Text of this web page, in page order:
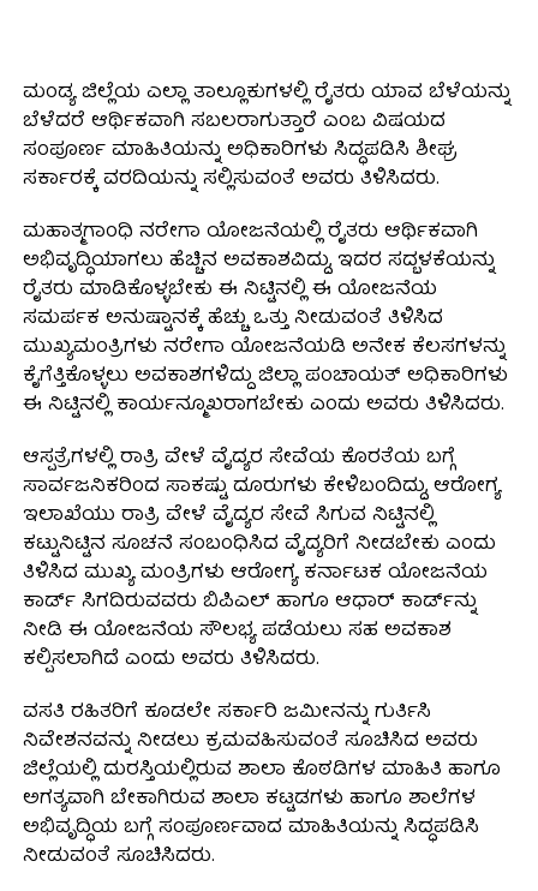
ಮಂಡ್ಯ ಜಿಲ್ಲೆಯ ಎಲ್ಲಾ ತಾಲ್ಲೂಕುಗಳಲ್ಲಿ ರೈತರು ಯಾವ ಬೆಳೆಯನ್ನು
ಬೆಳೆದರೆ ಆರ್ಥಿಕವಾಗಿ ಸಬಲರಾಗುತ್ತಾರೆ ಎಂಬ ವಿಷಯದ
ಸಂಪೂರ್ಣ ಮಾಹಿತಿಯನ್ನು ಅಧಿಕಾರಿಗಳು ಸಿದ್ಧಪಡಿಸಿ ಶೀಘ್ರ
ಸರ್ಕಾರಕ್ಕೆ ವರದಿಯನ್ನು ಸಲ್ಲಿಸುವಂತೆ ಅವರು ತಿಳಿಸಿದರು.
ಮಹಾತ್ಮಗಾಂಧಿ ನರೇಗಾ ಯೋಜನೆಯಲ್ಲಿ ರೈತರು ಆರ್ಥಿಕವಾಗಿ
ಅಭಿವೃದ್ಧಿಯಾಗಲು ಹೆಚ್ಚಿನ ಅವಕಾಶವಿದ್ದು, ಇದರ ಸದ್ಬಳಕೆಯನ್ನು
ರೈತರು ಮಾಡಿಕೊಳ್ಳಬೇಕು ಈ ನಿಟ್ಟಿನಲ್ಲಿ ಈ ಯೋಜನೆಯ
ಸಮರ್ಪಕ ಅನುಷ್ಟಾನಕ್ಕೆ ಹೆಚ್ಚು ಒತ್ತು ನೀಡುವಂತೆ ತಿಳಿಸಿದ
ಮುಖ್ಯಮಂತ್ರಿಗಳು ನರೇಗಾ ಯೋಜನೆಯಡಿ ಅನೇಕ ಕೆಲಸಗಳನ್ನು
ಕೈಗೆತ್ತಿಕೊಳ್ಳಲು ಅವಕಾಶಗಳಿದ್ದು ಜಿಲ್ಲಾ ಪಂಚಾಯತ್ ಅಧಿಕಾರಿಗಳು
ಈ ನಿಟ್ಟಿನಲ್ಲಿ ಕಾರ್ಯನ್ಮೂಖರಾಗಬೇಕು ಎಂದು ಅವರು ತಿಳಿಸಿದರು.
ಆಸ್ಪತ್ರೆಗಳಲ್ಲಿ ರಾತ್ರಿ ವೇಳೆ ವೈದ್ಯರ ಸೇವೆಯ ಕೊರತೆಯ ಬಗ್ಗೆ
ಸಾರ್ವಜನಿಕರಿಂದ ಸಾಕಷ್ಟು ದೂರುಗಳು ಕೇಳಿಬಂದಿದ್ದು, ಆರೋಗ್ಯ
ಇಲಾಖೆಯು ರಾತ್ರಿ ವೇಳೆ ವೈದ್ಯರ ಸೇವೆ ಸಿಗುವ ನಿಟ್ಟಿನಲ್ಲಿ
ಕಟ್ಟುನಿಟ್ಟಿನ ಸೂಚನೆ ಸಂಬಂಧಿಸಿದ ವೈದ್ಯರಿಗೆ ನೀಡಬೇಕು ಎಂದು
ತಿಳಿಸಿದ ಮುಖ್ಯ ಮಂತ್ರಿಗಳು ಆರೋಗ್ಯ ಕರ್ನಾಟಕ ಯೋಜನೆಯ
ಕಾರ್ಡ್ ಸಿಗದಿರುವವರು ಬಿಪಿಎಲ್ ಹಾಗೂ ಆಧಾರ್ ಕಾರ್ಡ್‍ನ್ನು
ನೀಡಿ ಈ ಯೋಜನೆಯ ಸೌಲಭ್ಯ ಪಡೆಯಲು ಸಹ ಅವಕಾಶ
ಕಲ್ಪಿಸಲಾಗಿದೆ ಎಂದು ಅವರು ತಿಳಿಸಿದರು.
ವಸತಿ ರಹಿತರಿಗೆ ಕೂಡಲೇ ಸರ್ಕಾರಿ ಜಮೀನನ್ನು ಗುರ್ತಿಸಿ
ನಿವೇಶನವನ್ನು ನೀಡಲು ಕ್ರಮವಹಿಸುವಂತೆ ಸೂಚಿಸಿದ ಅವರು
ಜಿಲ್ಲೆಯಲ್ಲಿ ದುರಸ್ತಿಯಲ್ಲಿರುವ ಶಾಲಾ ಕೊಠಡಿಗಳ ಮಾಹಿತಿ ಹಾಗೂ
ಅಗತ್ಯವಾಗಿ ಬೇಕಾಗಿರುವ ಶಾಲಾ ಕಟ್ಟಡಗಳು ಹಾಗೂ ಶಾಲೆಗಳ
ಅಭಿವೃದ್ಧಿಯ ಬಗ್ಗೆ ಸಂಪೂರ್ಣವಾದ ಮಾಹಿತಿಯನ್ನು ಸಿದ್ಧಪಡಿಸಿ
ನೀಡುವಂತೆ ಸೂಚಿಸಿದರು.